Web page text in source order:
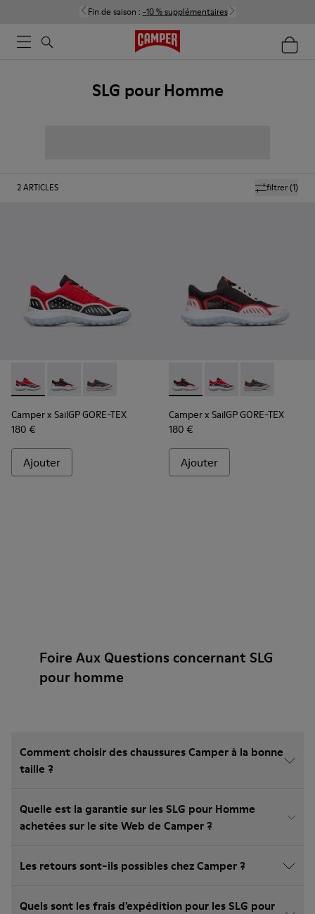
Fin de saison : -10 % supplémentaires
SLG pour Homme
filtrer(1)
2ARTICLES
Camper x SailGP GORE-TEX - K100658-020 - Baskets
Camper x SailGP GORE-TEX - K100658-021 -
Camper x SailGP GORE-TEX - K100658-004Q
Camper x SailGP GORE-TEX
180 €
Ajouter
Camper x SailGP GORE-
Camper x SailGP
Camper x
Camper x SailGP GORE-TEX
180 €
Ajouter
Foire Aux Questions concernant SLG
pour homme
Comment choisir des chaussures Camper à la bonne
taille ?
Quelle est la garantie sur les SLG pour Homme
achetées sur le site Web de Camper ?
Les retours sont-ils possibles chez Camper ?
Quels sont les frais d'expédition pour les SLG pour